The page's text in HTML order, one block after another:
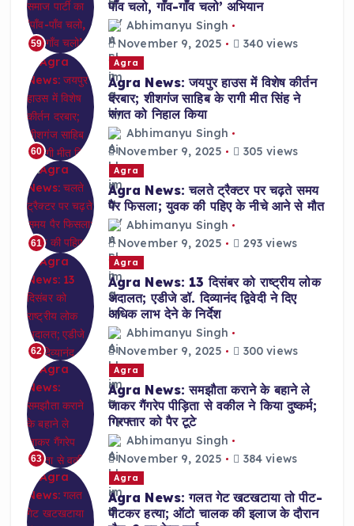
59
पाँव चलो, गाँव-गाँव चलो’ अभियान
Abhimanyu Singh
November 9, 2025
340 views
60
Agra
Agra News: जयपुर हाउस में विशेष कीर्तन
दरबार; शीशगंज साहिब के रागी मीत सिंह ने
संगत को निहाल किया
Abhimanyu Singh
November 9, 2025
305 views
61
Agra
Agra News: चलते ट्रैक्टर पर चढ़ते समय
पैर फिसला; युवक की पहिए के नीचे आने से मौत
Abhimanyu Singh
November 9, 2025
293 views
62
Agra
Agra News: 13 दिसंबर को राष्ट्रीय लोक
अदालत; एडीजे डॉ. दिव्यानंद द्विवेदी ने दिए
अधिक लाभ देने के निर्देश
Abhimanyu Singh
November 9, 2025
300 views
63
Agra
Agra News: समझौता कराने के बहाने ले
जाकर गैंगरेप पीड़िता से वकील ने किया दुष्कर्म;
गिरफ्तार को पैर टूटे
Abhimanyu Singh
November 9, 2025
384 views
Agra
Agra News: गलत गेट खटखटाया तो पीट-
पीटकर हत्या; ऑटो चालक की इलाज के दौरान